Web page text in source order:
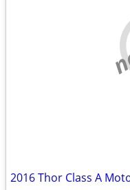
2016 Thor Class A